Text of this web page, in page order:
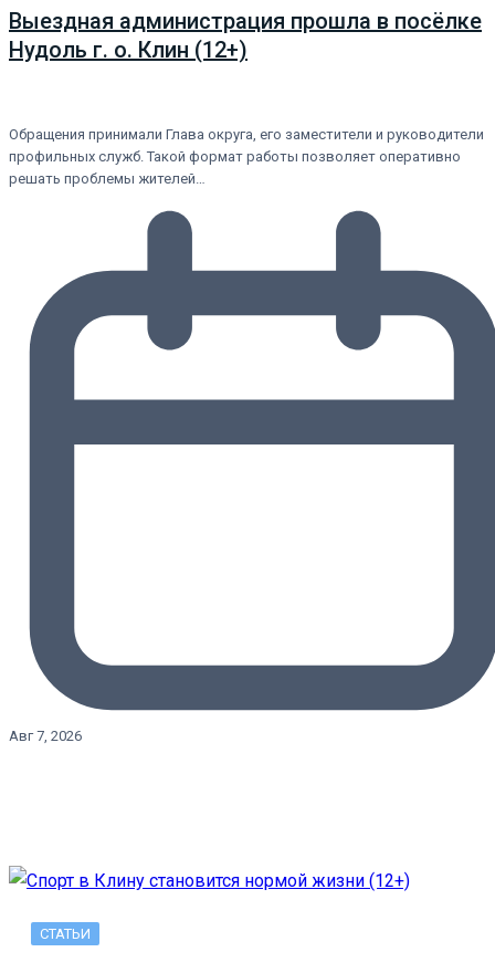
Выездная администрация прошла в посёлке
Нудоль г. о. Клин (12+)
Обращения принимали Глава округа, его заместители и руководители
профильных служб. Такой формат работы позволяет оперативно
решать проблемы жителей…
Авг 7, 2026
СТАТЬИ